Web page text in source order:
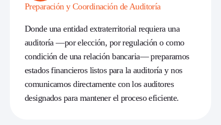
Preparación y Coordinación de Auditoría
Donde una entidad extraterritorial requiera una
auditoría —por elección, por regulación o como
condición de una relación bancaria— preparamos
estados financieros listos para la auditoría y nos
comunicamos directamente con los auditores
designados para mantener el proceso eficiente.